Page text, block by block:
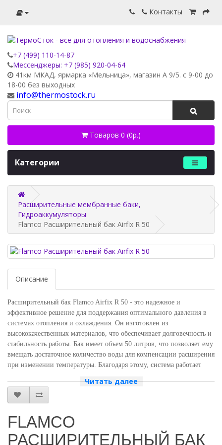
Контакты
+7 (499) 110-14-87
Мессенджеры: +7 (985) 920-04-64
41км МКАД, ярмарка «Мельница», магазин А 9/5. с 9-00 до
18-00 без выходных
info@thermostock.ru
Товаров 0 (0р.)
Категории
Расширительные мембранные баки,
Гидроаккумуляторы
Flamco Расширительный бак Airfix R 50
Описание
Расширительный бак Flamco Airfix R 50 - это надежное и
эффективное решение для поддержания оптимального давления в
системах отопления и охлаждения. Он изготовлен из
высококачественных материалов, что обеспечивает долговечность и
стабильность работы. Бак имеет объем 50 литров, что позволяет ему
вмещать достаточное количество воды для компенсации расширения
при изменении температуры. Благодаря этому, система работает
повреждения и поломки. Расширительный бак Flamco Airfix R 50 -
это идеальный выбор для тех, кто ценит качество и надежность в
50 для использования в хозяйственно-бытовых закрытых системах
холодного и горячего водоснабжения.
Рост температуры в системе ведет к расширению воды. Вода
Читать далее
FLAMCO
РАСШИРИТЕЛЬНЫЙ БАК